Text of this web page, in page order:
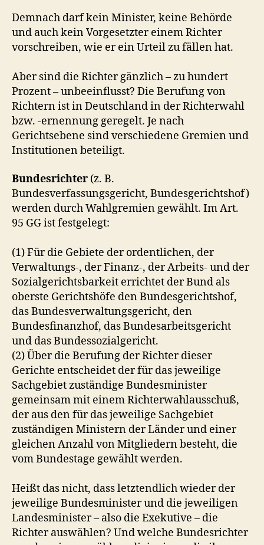
Demnach darf kein Minister, keine Behörde
und auch kein Vorgesetzter einem Richter
vorschreiben, wie er ein Urteil zu fällen hat.
Aber sind die Richter gänzlich – zu hundert
Prozent – unbeeinflusst? Die Berufung von
Richtern ist in Deutschland in der Richterwahl
bzw. -ernennung geregelt. Je nach
Gerichtsebene sind verschiedene Gremien und
Institutionen beteiligt.
Bundesrichter (z. B.
Bundesverfassungsgericht, Bundesgerichtshof)
werden durch Wahlgremien gewählt. Im Art.
95 GG ist festgelegt:
(1) Für die Gebiete der ordentlichen, der
Verwaltungs-, der Finanz-, der Arbeits- und der
Sozialgerichtsbarkeit errichtet der Bund als
oberste Gerichtshöfe den Bundesgerichtshof,
das Bundesverwaltungsgericht, den
Bundesfinanzhof, das Bundesarbeitsgericht
und das Bundessozialgericht.
(2) Über die Berufung der Richter dieser
Gerichte entscheidet der für das jeweilige
Sachgebiet zuständige Bundesminister
gemeinsam mit einem Richterwahlausschuß,
der aus den für das jeweilige Sachgebiet
zuständigen Ministern der Länder und einer
gleichen Anzahl von Mitgliedern besteht, die
vom Bundestage gewählt werden.
Heißt das nicht, dass letztendlich wieder der
jeweilige Bundesminister und die jeweiligen
Landesminister – also die Exekutive – die
Richter auswählen? Und welche Bundesrichter